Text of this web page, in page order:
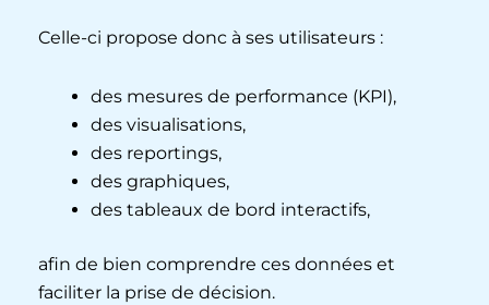
Celle-ci propose donc à ses utilisateurs :
des mesures de performance (KPI),
des visualisations,
des reportings,
des graphiques,
des tableaux de bord interactifs,
afin de bien comprendre ces données et
faciliter la prise de décision.